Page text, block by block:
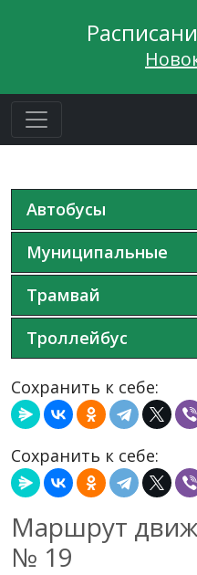
Сохранить к себе:
Сохранить к себе:
Маршрут
№ 19
Автобусы
Муниципальные
Трамвай
Троллейбус